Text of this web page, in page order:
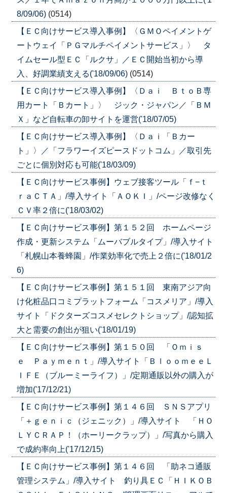
8/09/06) (0514)
【ＥＣ向けサービス導入事例】〈ＧＭＯペイメントゲ
ートウェイ「ＰＧマルチペイメントサービス」〉 タ
イムセール型ＥＣ「ルクサ」／ＥＣ開始当初から導
入、好調業績支える('18/09/06) (0514)
【ＥＣ向けサービス導入事例】〈Ｄａｉ ＢｔｏＢ専
用カート「Ｂカート」〉 ジック・ジャパン／「ＢＭ
Ｘ」など自転車の卸サイトを運営('18/07/05)
【ＥＣ向けサービス導入事例】〈Ｄａｉ「Ｂカー
ト」〉／「フラワーイズピースドットコム」／取引先
ごとに個別対応も可能('18/03/09)
【ＥＣ向けサービス事例】ウェブ接客ツール「ｆ−ｔ
ｒａＣＴＡ」/導入サイト「ＡＯＫＩ」/ページ改修なく
ＣＶ率２倍に('18/03/02)
【ＥＣ向けサービス事例】第１５２回 ホームページ
作成・更新システム「ムーバブルタイプ」/導入サイト
「札幌山本養蜂園」/作業効率化で売上２倍に('18/01/2
6)
【ＥＣ向けサービス事例】第１５１回 東南アジア向
け化粧品口コミプラットフォーム「コスメリア」/導入
サイト「ドクターズコスメセレクトショップ」/認知拡
大と需要の創出が狙い('18/01/19)
【ＥＣ向けサービス事例】第１５０回 「Ｏｍｉｓ
ｅ Ｐａｙｍｅｎｔ」/導入サイト「ＢｌｏｏｍｅｅＬ
ＩＦＥ（ブルーミーライフ）」/定期通販以外の購入が
増加('17/12/21)
【ＥＣ向けサービス事例】第１４６回 ＳＮＳアプリ
「＋ｇｅｎｉｃ（ジェニック）」/導入サイト 「ＨＯ
ＬＹＣＲＡＰ！（ホーリークラップ）」/写真から購入
で成約率向上('17/12/15)
【ＥＣ向けサービス事例】第１４６回 「助ネコ通販
管理システム」/導入サイト 釣り具ＥＣ「ＨＩＫＯＢ